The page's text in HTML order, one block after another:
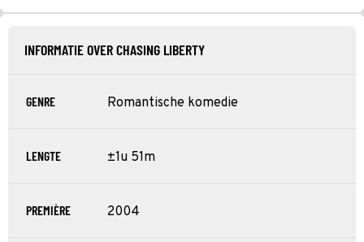
INFORMATIE OVER CHASING LIBERTY
GENRE Romantische komedie
LENGTE ±1u 51m
PREMIÈRE 2004